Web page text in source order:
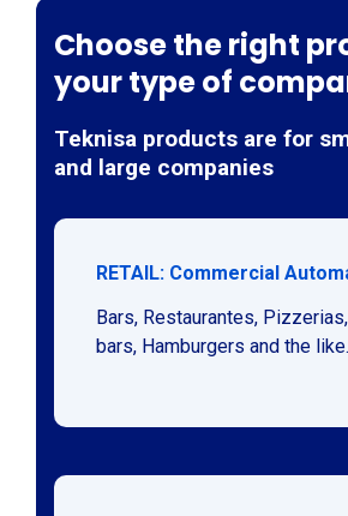
Choose the right
your type of
Teknisa products are for
and large companies
RETAIL: Commercial
Bars, Restaurantes,
bars, Hamburgers and the like.